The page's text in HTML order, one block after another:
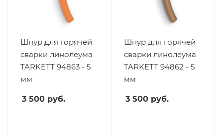
Шнур для горячей
сварки линолеума
TARKETT 94863 - 5
мм
3 500 руб.
Шнур для горячей
сварки линолеума
TARKETT 94862 - 5
мм
3 500 руб.